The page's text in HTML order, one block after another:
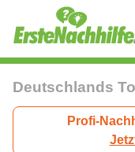
Deutschlands
Profi-